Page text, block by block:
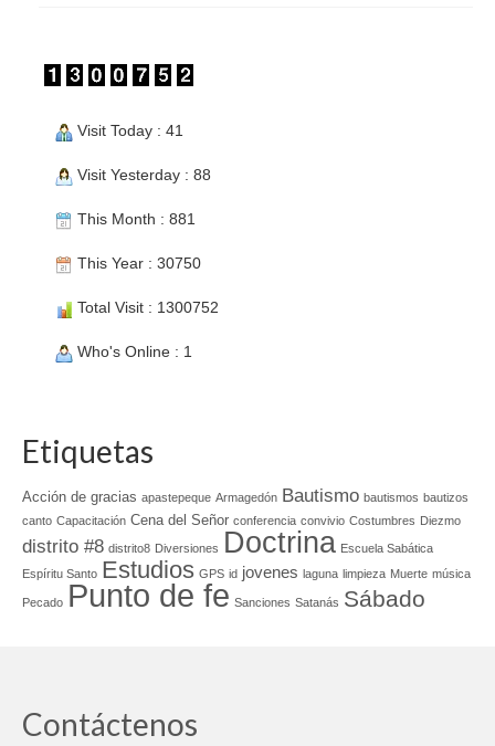
Visit Today : 41
Visit Yesterday : 88
This Month : 881
This Year : 30750
Total Visit : 1300752
Who's Online : 1
Etiquetas
Acción de gracias apastepeque Armagedón Bautismo bautismos bautizos
canto Capacitación Cena del Señor conferencia convivio Costumbres Diezmo
distrito #8 distrito8 Diversiones Doctrina Escuela Sabática
Espíritu Santo Estudios GPS id jovenes laguna limpieza Muerte música
Pecado Punto de fe Sanciones Satanás Sábado
Contáctenos